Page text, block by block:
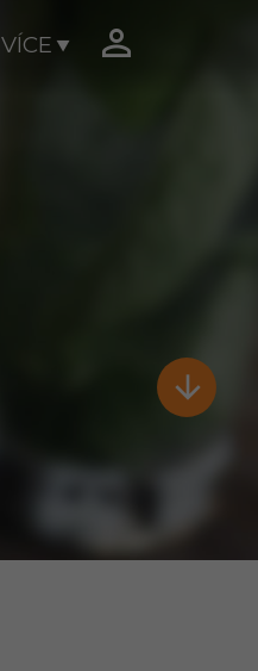
VÍCE 
